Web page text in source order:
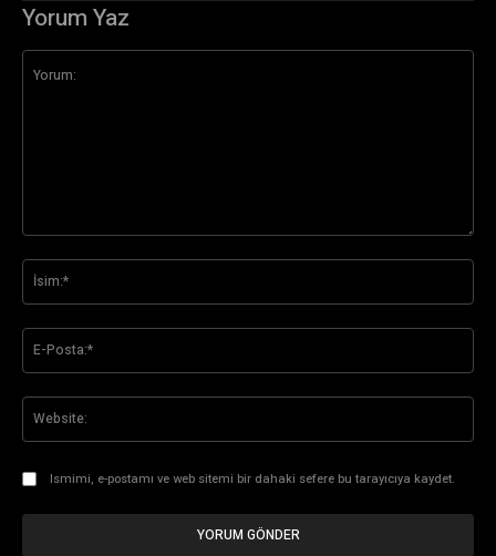
Yorum Yaz
Ismimi, e-postamı ve web sitemi bir dahaki sefere bu tarayıcıya kaydet.